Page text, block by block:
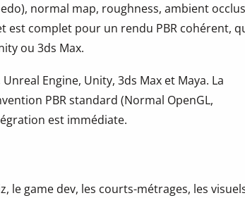
normal map, roughness, ambient
est complet pour un rendu PBR cohérent,
ou 3ds Max.
Engine, Unity, 3ds Max et Maya. La
PBR standard (Normal OpenGL,
est immédiate.
le game dev, les courts-métrages, les